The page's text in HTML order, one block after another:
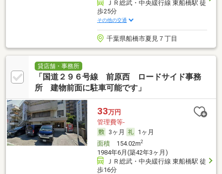
ＪＲ総武・中央緩行線 東船橋駅 徒
歩25分
その他の交通
千葉県船橋市夏見７丁目
貸店舗・事務所
「国道２９６号線 前原西 ロードサイド事務
所 建物前面に駐車可能です」
33万円
管理費等-
3ヶ月
1ヶ月
面積154.02m2
1984年6月(築42年3ヶ月)
ＪＲ総武・中央緩行線 東船橋駅 徒
歩16分